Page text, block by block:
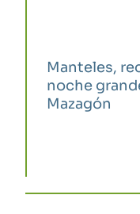
Manteles,
noche
Mazagón